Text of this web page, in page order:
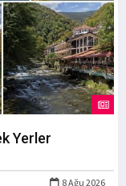
Yerler
8 Ağu 2026